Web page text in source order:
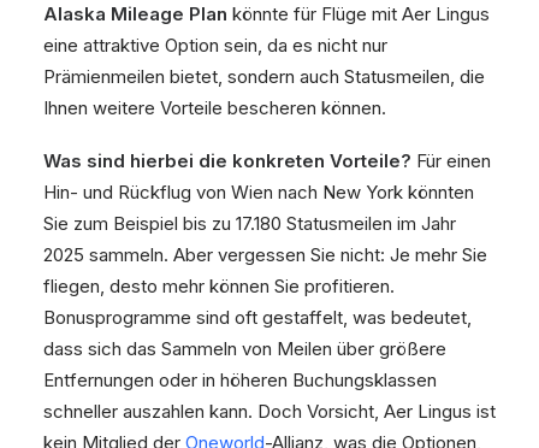
Alaska Mileage Plan könnte für Flüge mit Aer Lingus
eine attraktive Option sein, da es nicht nur
Prämienmeilen bietet, sondern auch Statusmeilen, die
Ihnen weitere Vorteile bescheren können.
Was sind hierbei die konkreten Vorteile? Für einen
Hin- und Rückflug von Wien nach New York könnten
Sie zum Beispiel bis zu 17.180 Statusmeilen im Jahr
2025 sammeln. Aber vergessen Sie nicht: Je mehr Sie
fliegen, desto mehr können Sie profitieren.
Bonusprogramme sind oft gestaffelt, was bedeutet,
dass sich das Sammeln von Meilen über größere
Entfernungen oder in höheren Buchungsklassen
schneller auszahlen kann. Doch Vorsicht, Aer Lingus ist
kein Mitglied der Oneworld-Allianz, was die Optionen,